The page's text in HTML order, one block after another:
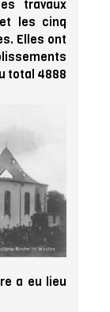
travaux
les cinq
Elles ont
total 4888
a eu lieu